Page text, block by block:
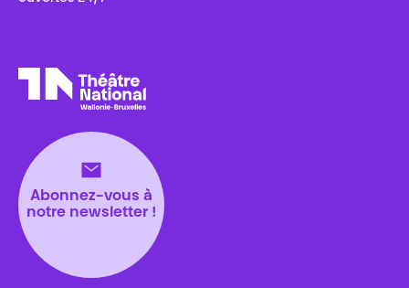
Abonnez-vous à
notre newsletter !